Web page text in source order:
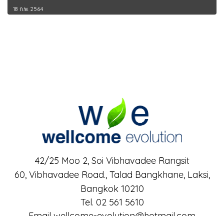
18 ก.พ. 2564
42/25 Moo 2, Soi Vibhavadee Rangsit
60, Vibhavadee Road., Talad Bangkhane, Laksi,
Bangkok 10210
Tel. 02 561 5610